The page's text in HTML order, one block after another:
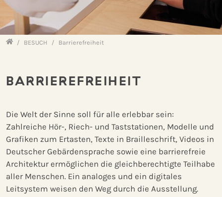
HomeBESUCH Barrierefreiheit
BARRIEREFREIHEIT
Die Welt der Sinne soll für alle erlebbar sein:
Zahlreiche Hör-, Riech- und Taststationen, Modelle und
Grafiken zum Ertasten, Texte in Brailleschrift, Videos in
Deutscher Gebärdensprache sowie eine barrierefreie
Architektur ermöglichen die gleichberechtigte Teilhabe
aller Menschen. Ein analoges und ein digitales
Leitsystem weisen den Weg durch die Ausstellung.